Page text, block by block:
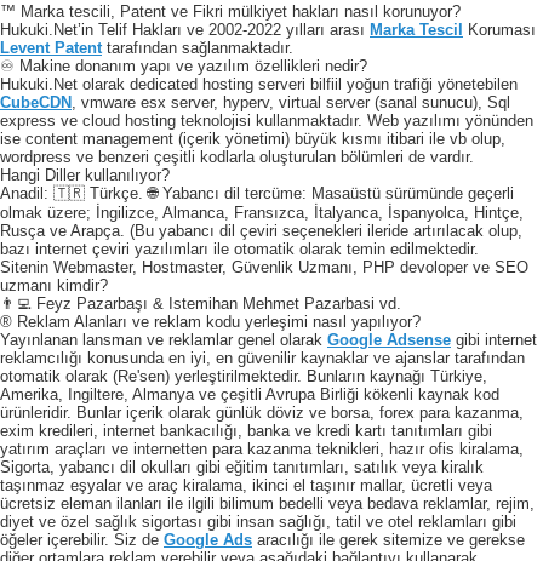
™ Marka tescili, Patent ve Fikri mülkiyet hakları nasıl korunuyor?
Hukuki.Net’in Telif Hakları ve 2002-2022 yılları arası Marka Tescil
Koruması
Levent Patent tarafından sağlanmaktadır.
♾️ Makine donanım yapı ve yazılım özellikleri nedir?
Hukuki.Net olarak dedicated hosting serveri bilfiil yoğun trafiği yönetebilen
CubeCDN
, vmware esx server, hyperv, virtual server (sanal sunucu), Sql
express ve cloud hosting teknolojisi kullanmaktadır. Web yazılımı yönünden
ise content management (içerik yönetimi) büyük kısmı itibari ile vb olup,
wordpress ve benzeri çeşitli kodlarla oluşturulan bölümleri de vardır.
Hangi Diller kullanılıyor?
Anadil: 🇹🇷 Türkçe. 🌐 Yabancı dil tercüme: Masaüstü sürümünde geçerli
olmak üzere; İngilizce, Almanca, Fransızca, İtalyanca, İspanyolca, Hintçe,
Rusça ve Arapça. (Bu yabancı dil çeviri seçenekleri ileride artırılacak olup,
bazı internet çeviri yazılımları ile otomatik olarak temin edilmektedir.
Sitenin Webmaster, Hostmaster, Güvenlik Uzmanı, PHP devoloper ve SEO
uzmanı kimdir?
👨‍💻 Feyz Pazarbaşı & Istemihan Mehmet Pazarbasi vd.
® Reklam Alanları ve reklam kodu yerleşimi nasıl yapılıyor?
Yayınlanan lansman ve reklamlar genel olarak Google Adsense gibi internet
reklamcılığı konusunda en iyi, en güvenilir kaynaklar ve ajanslar tarafından
otomatik olarak (Re'sen) yerleştirilmektedir. Bunların kaynağı Türkiye,
Amerika, Ingiltere, Almanya ve çeşitli Avrupa Birliği kökenli kaynak kod
ürünleridir. Bunlar içerik olarak günlük döviz ve borsa, forex para kazanma,
exim kredileri, internet bankacılığı, banka ve kredi kartı tanıtımları gibi
yatırım araçları ve internetten para kazanma teknikleri, hazır ofis kiralama,
Sigorta, yabancı dil okulları gibi eğitim tanıtımları, satılık veya kiralık
taşınmaz eşyalar ve araç kiralama, ikinci el taşınır mallar, ücretli veya
ücretsiz eleman ilanları ile ilgili bilimum bedelli veya bedava reklamlar, rejim,
diyet ve özel sağlık sigortası gibi insan sağlığı, tatil ve otel reklamları gibi
öğeler içerebilir. Siz de Google Ads aracılığı ile gerek sitemize ve gerekse